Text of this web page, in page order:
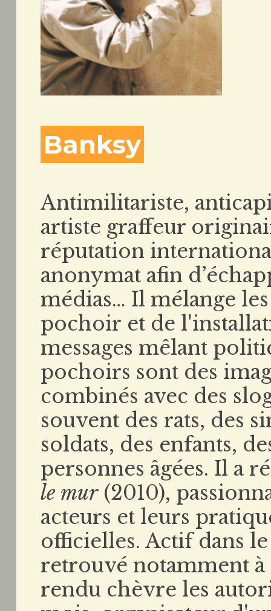
Banksy
Antimilitariste,
artiste graffeur
réputation
anonymat afin
médias… Il mélange
pochoir et de
messages mêlant
pochoirs sont des
combinés avec des
souvent des rats, des
soldats, des enfants,
personnes âgées. Il a
le mur(2010),
acteurs et leurs
officielles. Actif dans
retrouvé notamment à
rendu chèvre les